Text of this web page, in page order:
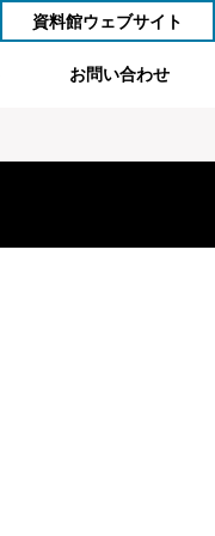
資料館ウェブサイト
お問い合わせ